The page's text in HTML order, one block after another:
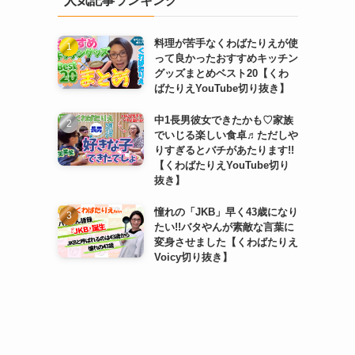
料理が苦手なくわばたりえが使
って良かったおすすめキッチン
グッズまとめベスト20【くわ
ばたりえYouTube切り抜き】
中1長男彼女できたかも♡家族
でいじる楽しい食卓♬ただしや
りすぎるとバチがあたります!!
【くわばたりえYouTube切り
抜き】
憧れの「JKB」早く43歳になり
たい!!バタやんが素敵な言葉に
変身させました【くわばたりえ
Voicy切り抜き】